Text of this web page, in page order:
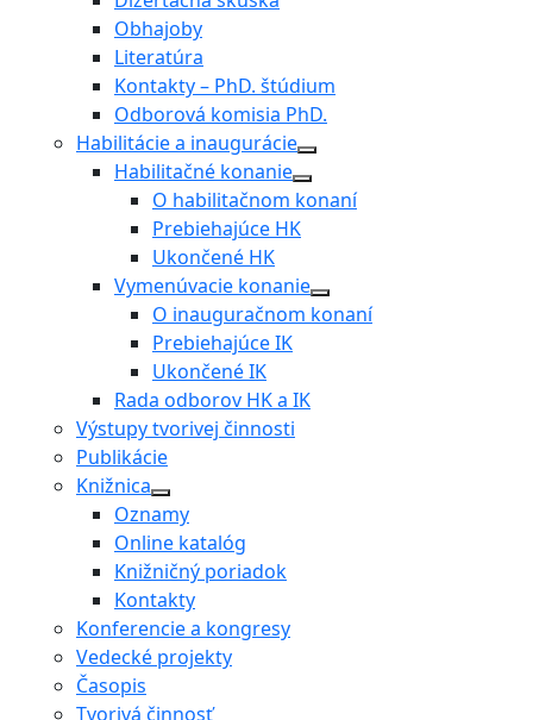
Obhajoby
Literatúra
Kontakty – PhD. štúdium
Odborová komisia PhD.
Habilitácie a inaugurácie
Habilitačné konanie
O habilitačnom konaní
Prebiehajúce HK
Ukončené HK
Vymenúvacie konanie
O inauguračnom konaní
Prebiehajúce IK
Ukončené IK
Rada odborov HK a IK
Výstupy tvorivej činnosti
Publikácie
Knižnica
Oznamy
Online katalóg
Knižničný poriadok
Kontakty
Konferencie a kongresy
Vedecké projekty
Časopis
Tvorivá činnosť